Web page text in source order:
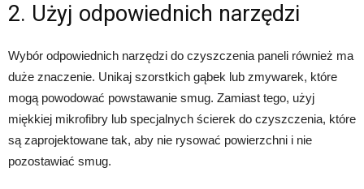
2. Użyj odpowiednich narzędzi
Wybór odpowiednich narzędzi do czyszczenia paneli również ma
duże znaczenie. Unikaj szorstkich gąbek lub zmywarek, które
mogą powodować powstawanie smug. Zamiast tego, użyj
miękkiej mikrofibry lub specjalnych ścierek do czyszczenia, które
są zaprojektowane tak, aby nie rysować powierzchni i nie
pozostawiać smug.